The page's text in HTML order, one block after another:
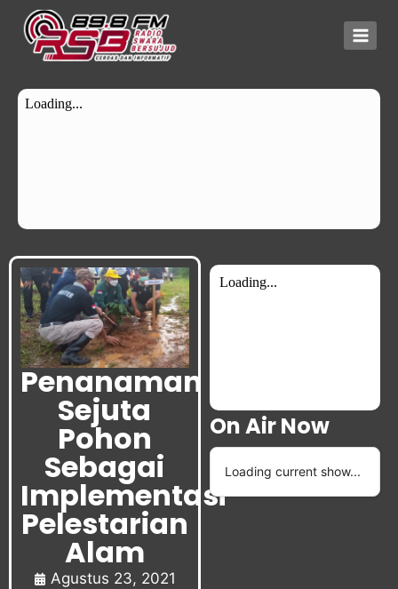
Penanaman
Sejuta
Pohon
Sebagai
Implementasi
Pelestarian
Alam
Agustus 23, 2021
On Air Now
Loading current show...